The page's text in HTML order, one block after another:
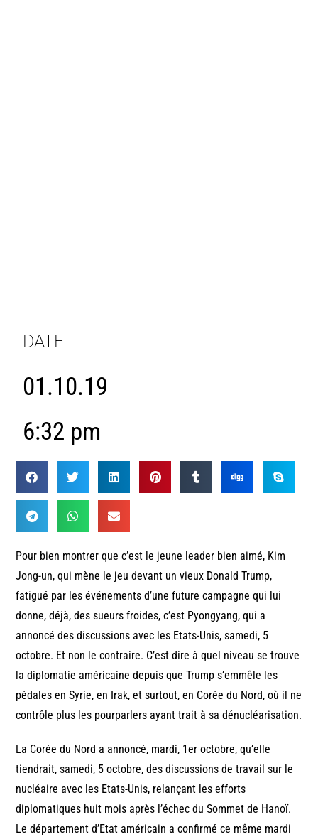
DATE
01.10.19
6:32 pm
Pour bien montrer que c’est le jeune leader bien aimé, Kim
Jong-un, qui mène le jeu devant un vieux Donald Trump,
fatigué par les événements d’une future campagne qui lui
donne, déjà, des sueurs froides, c’est Pyongyang, qui a
annoncé des discussions avec les Etats-Unis, samedi, 5
octobre. Et non le contraire. C’est dire à quel niveau se trouve
la diplomatie américaine depuis que Trump s’emmêle les
pédales en Syrie, en Irak, et surtout, en Corée du Nord, où il ne
contrôle plus les pourparlers ayant trait à sa dénucléarisation.
La Corée du Nord a annoncé, mardi, 1er octobre, qu’elle
tiendrait, samedi, 5 octobre, des discussions de travail sur le
nucléaire avec les Etats-Unis, relançant les efforts
diplomatiques huit mois après l’échec du Sommet de Hanoï.
Le département d’Etat américain a confirmé ce même mardi